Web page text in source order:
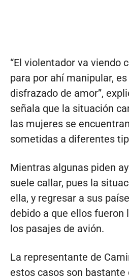
“El violentador va viendo
para por ahí manipular,
disfrazado de amor”,
señala que la situación
las mujeres se
sometidas a diferentes
Mientras algunas piden
suele callar, pues la
ella, y regresar a sus
debido a que ellos fueron
los pasajes de avión.
La representante de
estos casos son